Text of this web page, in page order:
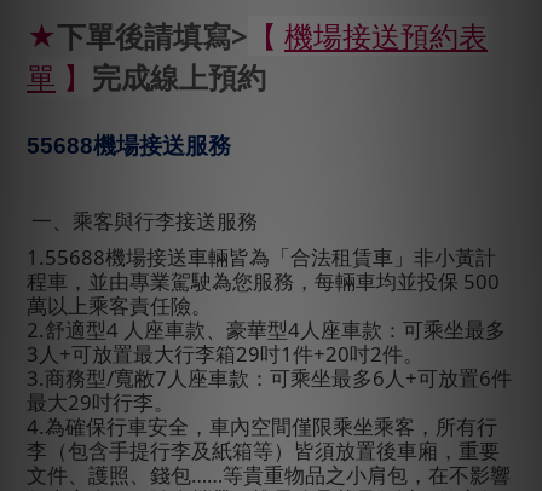
★下單後請填寫> 【 機場接送預約表
單 】 完成線上預約
55688機場接送服務
一、乘客與行李接送服務
1.55688機場接送車輛皆為「合法租賃車」非小黃計
程車，並由專業駕駛為您服務，每輛車均並投保 500
萬以上乘客責任險。
2.舒適型4 人座車款、豪華型4人座車款：可乘坐最多
3人+可放置最大行李箱29吋1件+20吋2件。
3.商務型/寬敝7人座車款：可乘坐最多6人+可放置6件
最大29吋行李。
4.為確保行車安全，車內空間僅限乘坐乘客，所有行
李（包含手提行李及紙箱等）皆須放置後車廂，重要
文件、護照、錢包……等貴重物品之小肩包，在不影響